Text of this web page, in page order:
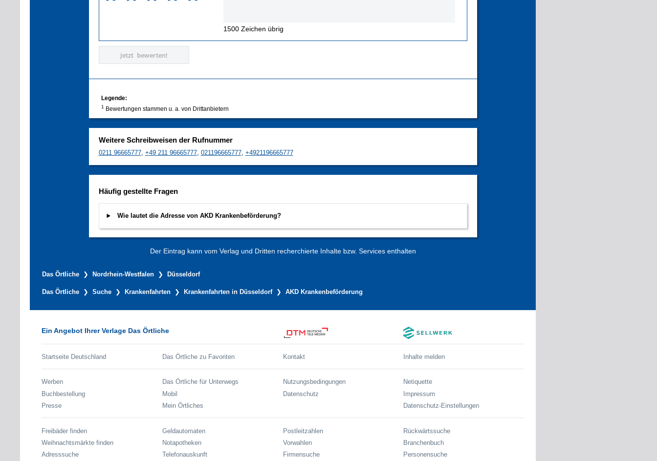
1500 Zeichen übrig
Jetzt bewerten!
Legende:
1 Bewertungen stammen u. a. von Drittanbietern
Weitere Schreibweisen der Rufnummer
0211 96665777, +49 211 96665777, 021196665777, +4921196665777
Häufig gestellte Fragen
Wie lautet die Adresse von AKD Krankenbeförderung?
Der Eintrag kann vom Verlag und Dritten recherchierte Inhalte bzw. Services enthalten
Das Örtliche Nordrhein-Westfalen Düsseldorf
Das Örtliche Suche Krankenfahrten Krankenfahrten in Düsseldorf AKD Krankenbeförderung
Ein Angebot Ihrer Verlage Das Örtliche
Startseite Deutschland Das Örtliche zu Favoriten Kontakt Inhalte melden
Werben
Buchbestellung
Presse
Das Örtliche für Unterwegs
Mobil
Mein Örtliches
Nutzungsbedingungen
Datenschutz
Netiquette
Impressum
Datenschutz-Einstellungen
Freibäder finden
Weihnachtsmärkte finden
Adresssuche
Geldautomaten
Notapotheken
Telefonauskunft
Postleitzahlen
Vorwahlen
Firmensuche
Rückwärtssuche
Branchenbuch
Personensuche